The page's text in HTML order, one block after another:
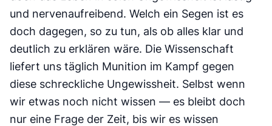
und nervenaufreibend. Welch ein Segen ist es
doch dagegen, so zu tun, als ob alles klar und
deutlich zu erklären wäre. Die Wissenschaft
liefert uns täglich Munition im Kampf gegen
diese schreckliche Ungewissheit. Selbst wenn
wir etwas noch nicht wissen — es bleibt doch
nur eine Frage der Zeit, bis wir es wissen